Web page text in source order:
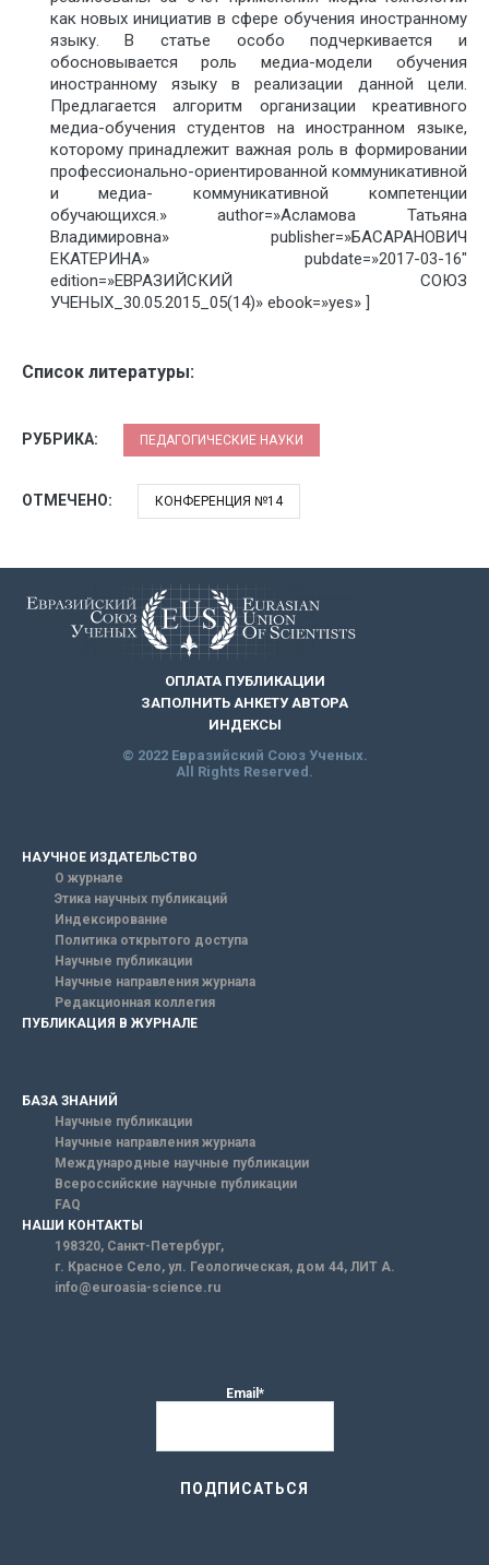
как новых инициатив в сфере обучения иностранному
языку. В статье особо подчеркивается и
обосновывается роль медиа-модели обучения
иностранному языку в реализации данной цели.
Предлагается алгоритм организации креативного
медиа-обучения студентов на иностранном языке,
которому принадлежит важная роль в формировании
профессионально-ориентированной коммуникативной
и медиа- коммуникативной компетенции
обучающихся.» author=»Асламова Татьяна
Владимировна» publisher=»БАСАРАНОВИЧ
ЕКАТЕРИНА» pubdate=»2017-03-16″
edition=»ЕВРАЗИЙСКИЙ СОЮЗ
УЧЕНЫХ_30.05.2015_05(14)» ebook=»yes» ]
Список литературы:
РУБРИКА: ПЕДАГОГИЧЕСКИЕ НАУКИ
ОТМЕЧЕНО: КОНФЕРЕНЦИЯ №14
ОПЛАТА ПУБЛИКАЦИИ
ЗАПОЛНИТЬ АНКЕТУ АВТОРА
ИНДЕКСЫ
© 2022 Евразийский Союз Ученых.
All Rights Reserved.
НАУЧНОЕ ИЗДАТЕЛЬСТВО
О журнале
Этика научных публикаций
Индексирование
Политика открытого доступа
Научные публикации
Научные направления журнала
Редакционная коллегия
ПУБЛИКАЦИЯ В ЖУРНАЛЕ
БАЗА ЗНАНИЙ
Научные публикации
Научные направления журнала
Международные научные публикации
Всероссийские научные публикации
FAQ
НАШИ КОНТАКТЫ
198320, Санкт-Петербург,
г. Красное Село, ул. Геологическая, дом 44, ЛИТ А.
info@euroasia-science.ru
Email*